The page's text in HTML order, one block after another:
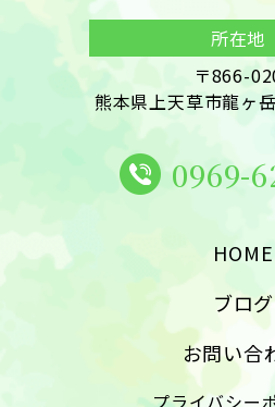
取り組ん
態につい
りたい点
甲骨の動きをなめらかに保つた
すことがポイントとなります。し
いつも同じ位置に腕があると肩
所在地
〒866-
熊本県上天草市龍ヶ
0969-
HOME
ブログ
お問い合
プライバシー